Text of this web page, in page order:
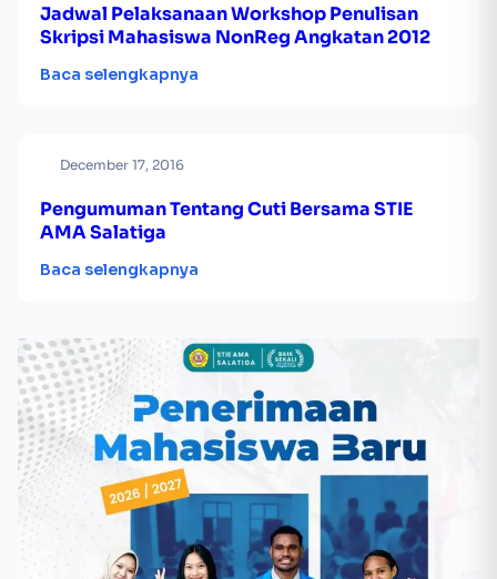
Jadwal Pelaksanaan Workshop Penulisan
Skripsi Mahasiswa NonReg Angkatan 2012
Baca selengkapnya
December 17, 2016
Pengumuman Tentang Cuti Bersama STIE
AMA Salatiga
Baca selengkapnya